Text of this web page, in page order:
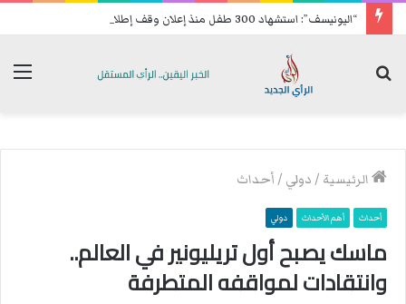
“اليونيسف”: استشهاد 300 طفل منذ إعلان وقف إطلاق النار في غزة
الرئيسية /دولي /أحداث
أحداث أهم الأحداث دولي
ماسك يصبح أول تريليونير في العالم..
وانتقادات لمواقفه المتطرفة